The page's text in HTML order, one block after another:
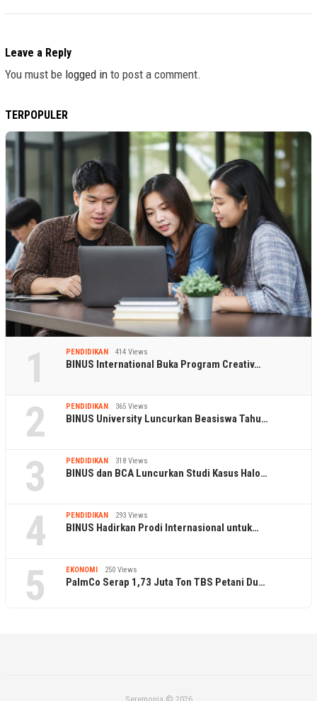
Leave a Reply
You must be logged in to post a comment.
TERPOPULER
1 PENDIDIKAN 414 Views
BINUS International Buka Program Creativ…
2 PENDIDIKAN 365 Views
BINUS University Luncurkan Beasiswa Tahu…
3 PENDIDIKAN 318 Views
BINUS dan BCA Luncurkan Studi Kasus Halo…
4 PENDIDIKAN 293 Views
BINUS Hadirkan Prodi Internasional untuk…
5 EKONOMI 250 Views
PalmCo Serap 1,73 Juta Ton TBS Petani Du…